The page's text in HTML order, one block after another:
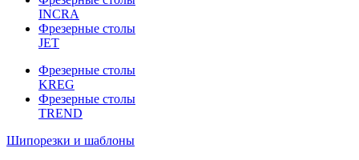
INCRA
Фрезерные столы
JET
Фрезерные столы
KREG
Фрезерные столы
TREND
Шипорезки и шаблоны